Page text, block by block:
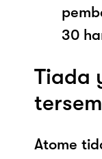
30
Tiada
Atome